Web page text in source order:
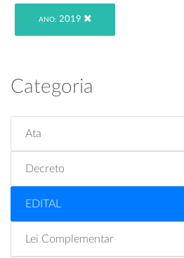
ANO: 2019
Categoria
Ata
Decreto
EDITAL
Lei Complementar